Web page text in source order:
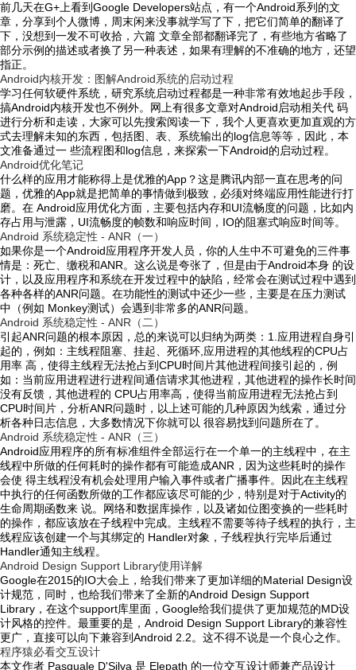
前几天在G+上看到Google Developers站点，有一个Android系列的文
章，分享到个人微博，周末闲来没事就学写了下，把它们简单的翻译了
下，没想到一发不可收拾，六篇 文章全部都翻译完了，有些地方省略了
部分示例的描述或者换了另一种表述，如果有理解的不准确的地方，还望
指正。
Android内核开发：图解Android系统的启动过程
学习任何软硬件系统，研究系统启动过程都是一种非常有效地起步手段，
搞Android内核开发也不例外。网上有很多文章对Android启动相关代 码
进行分析和走读，大家可以先搜索阅读一下，我个人更喜欢更加直观的方
式去理解未知的东西，包括图、表、系统输出的log信息等等，因此，本
文准备通过一 些流程图和log信息，来探索一下Android的启动过程。
Android优化笔记
什么样的应用才能称得上是优雅的App？这是腾讯内部一直在思考的问
题，优雅的App就是把简单的事情做到极致，必须对终端应用性能进行打
磨。在 Android应用优化方面，主要包括内存和UI流畅度的问题，比如内
存占用与泄露，UI流畅度的帧数和响应时间，IO的阻塞式响应时间等。
Android 系统稳定性 - ANR（一）
如果你是一个Android应用程序开发人员，你的人生中不可避免的三件事
情是：死亡、缴税和ANR。这么说是夸张了，但是由于Android本身 的设
计，以及应用程序和系统在开发过程中的缺陷，经常会在测试过程中遇到
各种各样的ANR问题。在功能性的测试中还少一些，主要是在压力测试
中（例如 Monkey测试）会遇到非常多的ANR问题。
Android 系统稳定性 - ANR（二）
引起ANR问题的根本原因，总的来说可以归纳为两类：1.应用进程自身引
起的，例如：主线程阻塞、挂起、死循环,应用进程的其他线程的CPU占
用率 高，使得主线程无法抢占到CPU时间片其他进程间接引起的，例
如：当前应用进程进行进程间通信请求其他进程，其他进程的操作长时间
没有反馈，其他进程的 CPU占用率高，使得当前应用进程无法抢占到
CPU时间片，分析ANR问题时，以上述可能的几种原因为线索，通过分
析各种日志信息，大多数情况下你就可以 很容易找到问题所在了。
Android 系统稳定性 - ANR（三）
Android应用程序的所有标准组件全部运行在一个单一的主线程中，在主
线程中所做的任何耗时的操作都有可能造成ANR，因为这些耗时的操作
会使 得主线程没有机会处理用户输入事件或者广播事件。因此在主线程
中执行的任何函数所做的工作都应该尽可能的少，特别是对于Activity的
生命周期函数来 说。网络和数据库操作，以及诸如位图变换的一些耗时
的操作，都应该放在子线程中完成。主线程不需要等待子线程的执行，主
线程应该创建一个与其绑定的 Handler对象，子线程执行完毕后通过
Handler通知主线程。
Android Design Support Library使用详解
Google在2015的IO大会上，给我们带来了更加详细的Material Design设
计规范，同时，也给我们带来了全新的Android Design Support
Library，在这个support库里面，Google给我们提供了更加规范的MD设
计风格的控件。最重要的是，Android Design Support Library的兼容性
更广，直接可以向下兼容到Android 2.2。这不得不说是一个良心之作。
程序猿必看交互设计
本文作者 Pasquale D'Silva 是 Elepath 的一位交互设计师兼产品设计